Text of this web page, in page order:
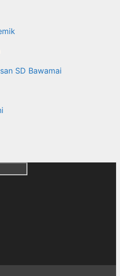
SD Bawamai